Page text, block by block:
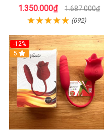
Liếm Siêu Mềm - Vibrator Evo
mars - sextoy cho nữ
1.350.000₫ 1.687.000₫
(692)
-12%
5